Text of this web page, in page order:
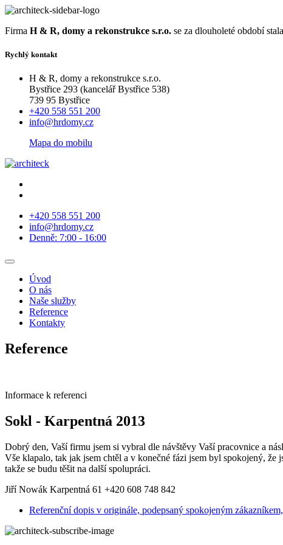
Firma H & R, domy a rekonstrukce s.r.o. se za dlouholeté období
Rychlý kontakt
H & R, domy a rekonstrukce s.r.o.
Bystřice 293 (kancelář Bystřice 538)
739 95 Bystřice
+420 558 551 200
info@hrdomy.cz
Mapa do mobilu
+420 558 551 200
info@hrdomy.cz
Denně: 7:00 - 16:00
Úvod
O nás
Naše služby
Reference
Kontakty
Reference
Informace k referenci
Sokl - Karpentná 2013
Dobrý den, Vaší firmu jsem si vybral dle návštěvy Vaší pracovnice a
Vše klapalo, tak jak jsem chtěl a v konečné fázi jsem byl spokojený,
takže se budu těšit na další spolupráci.
Jiří Nowák Karpentná 61 +420 608 748 842
Referenční dopis v originále, podepsaný spokojeným